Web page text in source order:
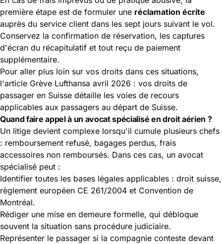
première étape est de formuler une réclamation écrite
auprès du service client dans les sept jours suivant le vol.
Conservez la confirmation de réservation, les captures
d'écran du récapitulatif et tout reçu de paiement
supplémentaire.
Pour aller plus loin sur vos droits dans ces situations,
l'article Grève Lufthansa avril 2026 : vos droits de
passager en Suisse détaille les voies de recours
applicables aux passagers au départ de Suisse.
Quand faire appel à un avocat spécialisé en droit aérien ?
Un litige devient complexe lorsqu'il cumule plusieurs chefs
: remboursement refusé, bagages perdus, frais
accessoires non remboursés. Dans ces cas, un avocat
spécialisé peut :
Identifier toutes les bases légales applicables : droit suisse,
règlement européen CE 261/2004 et Convention de
Montréal.
Rédiger une mise en demeure formelle, qui débloque
souvent la situation sans procédure judiciaire.
Représenter le passager si la compagnie conteste devant